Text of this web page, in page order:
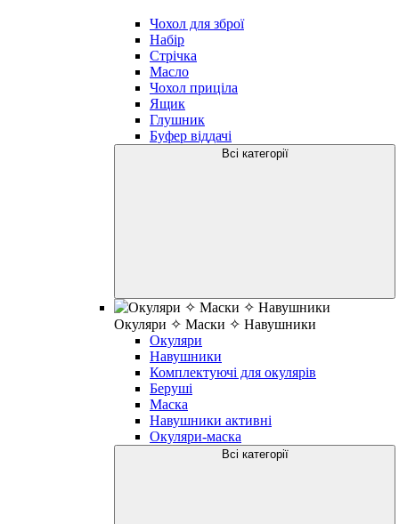
Чохол для зброї
Набір
Стрічка
Масло
Чохол приціла
Ящик
Глушник
Буфер віддачі
Всі категорії
Окуляри ✧ Маски ✧ Навушники
Окуляри
Навушники
Комплектуючі для окулярів
Беруші
Маска
Навушники активні
Окуляри-маска
Всі категорії